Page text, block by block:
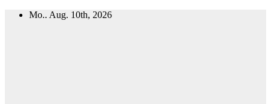
Zum
Mo.. Aug. 10th, 2026